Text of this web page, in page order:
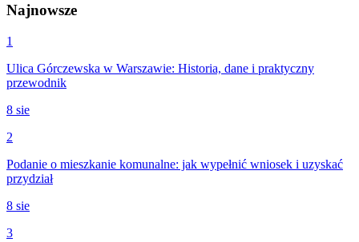
Najnowsze
1
Ulica Górczewska w Warszawie: Historia, dane i praktyczny
przewodnik
8 sie
2
Podanie o mieszkanie komunalne: jak wypełnić wniosek i uzyskać
przydział
8 sie
3